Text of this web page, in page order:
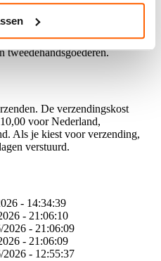
het Kringwinkelpunt.
het computersysteem van de
tweedehandsgoederen.
De verzendingskost
voor Nederland,
Als je kiest voor verzending,
verstuurd.
- 14:34:39
- 21:06:10
- 21:06:09
- 21:06:09
- 12:55:37